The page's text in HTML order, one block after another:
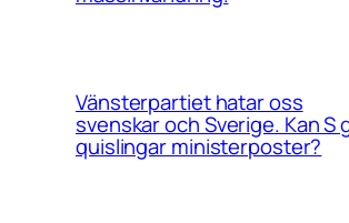
Vänsterpartiet hatar oss
svenskar och Sverige. Kan S
quislingar ministerposter?